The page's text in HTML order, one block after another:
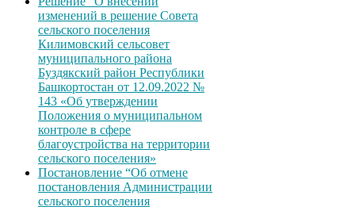
изменений в решение Совета
сельского поселения
Килимовский сельсовет
муниципального района
Буздякский район Республики
Башкортостан от 12.09.2022 №
143 «Об утверждении
Положения о муниципальном
контроле в сфере
благоустройства на территории
сельского поселения»
Постановление “Об отмене
постановления Администрации
сельского поселения